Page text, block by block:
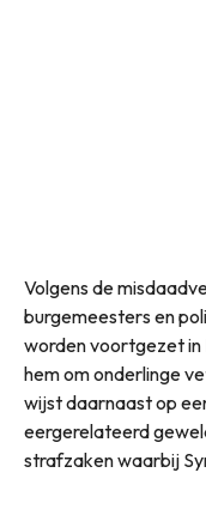
Volgens de
burgemeesters en
worden voortgezet
hem om onderlinge
wijst daarnaast op
eergerelateerd
strafzaken waarbij